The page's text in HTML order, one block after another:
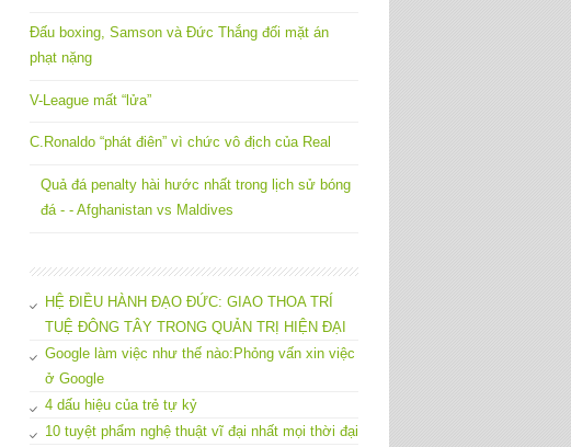
Đấu boxing, Samson và Đức Thắng đối mặt án
phạt nặng
V-League mất “lửa”
C.Ronaldo “phát điên” vì chức vô địch của Real
Quả đá penalty hài hước nhất trong lịch sử bóng
đá - - Afghanistan vs Maldives
HỆ ĐIỀU HÀNH ĐẠO ĐỨC: GIAO THOA TRÍ
TUỆ ĐÔNG TÂY TRONG QUẢN TRỊ HIỆN ĐẠI
Google làm việc như thế nào:Phỏng vấn xin việc
ở Google
4 dấu hiệu của trẻ tự kỷ
10 tuyệt phẩm nghệ thuật vĩ đại nhất mọi thời đại